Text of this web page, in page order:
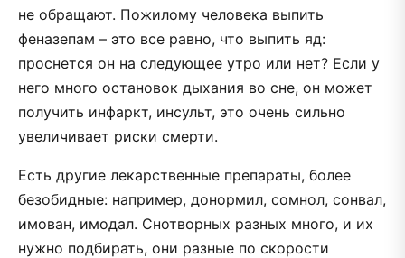
не обращают. Пожилому человека выпить
феназепам – это все равно, что выпить яд:
проснется он на следующее утро или нет? Если у
него много остановок дыхания во сне, он может
получить инфаркт, инсульт, это очень сильно
увеличивает риски смерти.
Есть другие лекарственные препараты, более
безобидные: например, донормил, сомнол, сонвал,
имован, имодал. Снотворных разных много, и их
нужно подбирать, они разные по скорости